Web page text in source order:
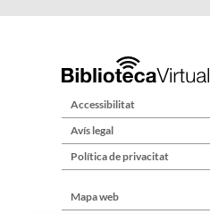
Accessibilitat
Avís legal
Política de privacitat
Mapa web